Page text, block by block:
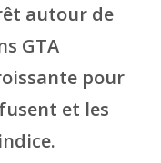
autour de
GTA
pour
et les